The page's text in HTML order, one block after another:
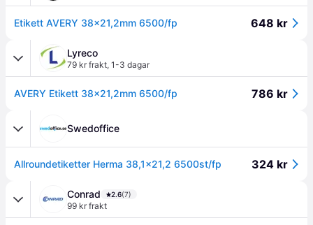
Etikett AVERY 38x21,2mm 6500/fp 648 kr
Lyreco
79 kr frakt, 1-3 dagar
AVERY Etikett 38x21,2mm 6500/fp 786 kr
Swedoffice
Allroundetiketter Herma 38,1x21,2 6500st/fp 324 kr
Conrad 2.6(7)
99 kr frakt